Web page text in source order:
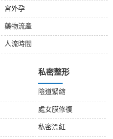
宮外孕
藥物流產
人流時間
私密整形
陰道緊縮
處女膜修復
私密漂紅